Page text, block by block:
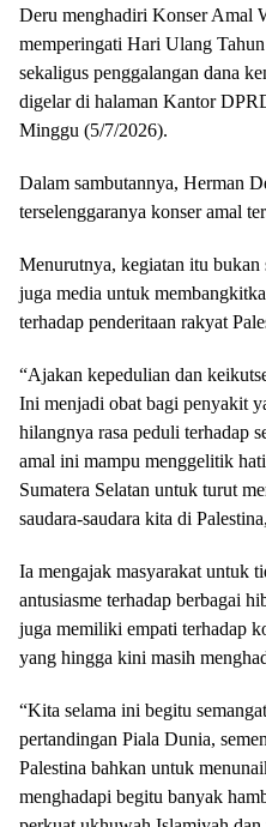
Deru menghadiri Konser Amal
memperingati Hari Ulang
sekaligus penggalangan dana
digelar di halaman Kantor
Minggu (5/7/2026).
Dalam sambutannya, Herman
terselenggaranya konser amal
Menurutnya, kegiatan itu bukan
juga media untuk
terhadap penderitaan rakyat
“Ajakan kepedulian dan
Ini menjadi obat bagi penyakit
hilangnya rasa peduli terhadap
amal ini mampu menggelitik
Sumatera Selatan untuk turut
saudara-saudara kita di
Ia mengajak masyarakat untuk
antusiasme terhadap berbagai
juga memiliki empati terhadap
yang hingga kini masih
“Kita selama ini begitu
pertandingan Piala Dunia,
Palestina bahkan untuk
menghadapi begitu banyak